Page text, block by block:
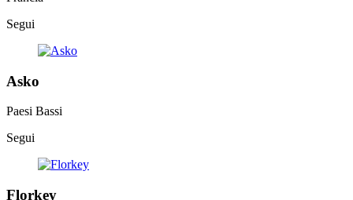
Segui
Asko
Paesi Bassi
Segui
Florkey